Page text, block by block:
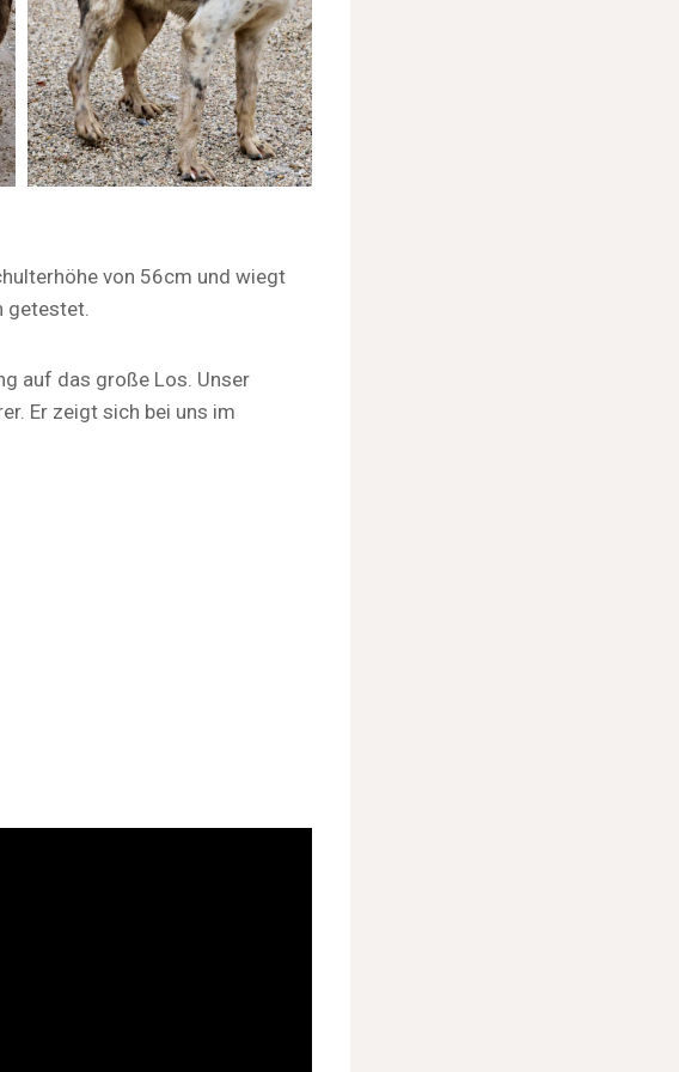
von 56cm und wiegt
getestet.
auf das große Los. Unser
Er zeigt sich bei uns im